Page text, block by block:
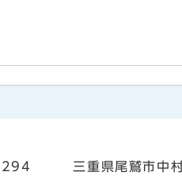
三重県尾鷲市中